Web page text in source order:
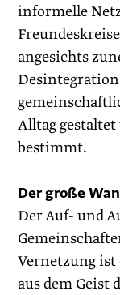
informelle
angesichts
Alltag
bestimmt.
Der große
Der Auf- und
Vernetzung
aus dem Geist